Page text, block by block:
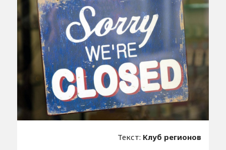
Текст: Клуб регионов